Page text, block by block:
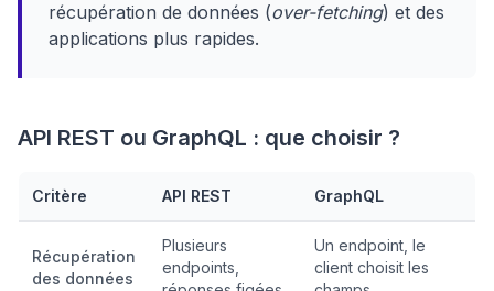
récupération de données (over-fetching) et des
applications plus rapides.
API REST ou GraphQL : que choisir ?
Critère API REST GraphQL
Récupération
des données
Plusieurs
endpoints,
Un endpoint, le
client choisit les